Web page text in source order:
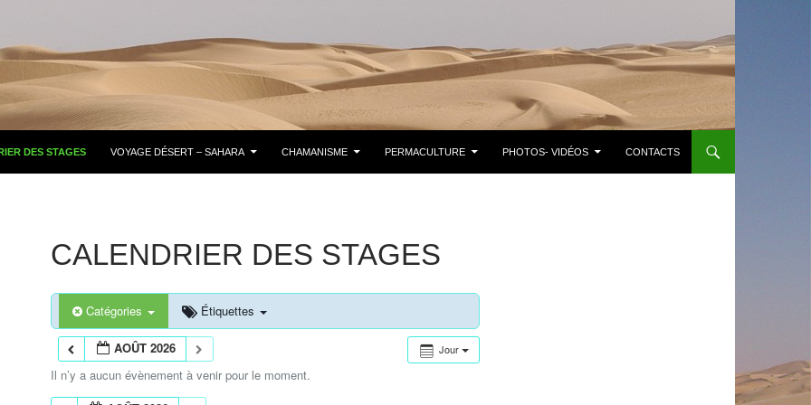
DES STAGES VOYAGE DÉSERT – SAHARA CHAMANISME PERMACULTURE PHOTOS- VIDÉOS CONTACTS
CALENDRIER DES STAGES
Catégories Étiquettes
Jour
AOÛT 2026
Il n’y a aucun évènement à venir pour le moment.